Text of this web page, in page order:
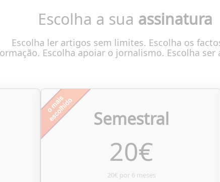
Escolha a sua assinatura
Escolha ler artigos sem limites. Escolha os
Escolha apoiar o jornalismo. Escolha ser
Semestral
20€
20€ por 6 meses